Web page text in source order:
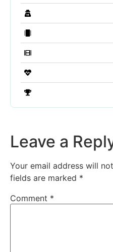
Leave a
Your email address will
fields are marked *
Comment *